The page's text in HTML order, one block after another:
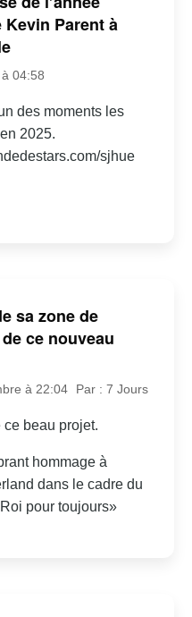
Kevin Parent à
04:58
des moments les
2025.
sjhue
sa zone de
ce nouveau
à 22:04 Par : 7 Jours
ce beau projet.
hommage à
dans le cadre du
pour toujours»